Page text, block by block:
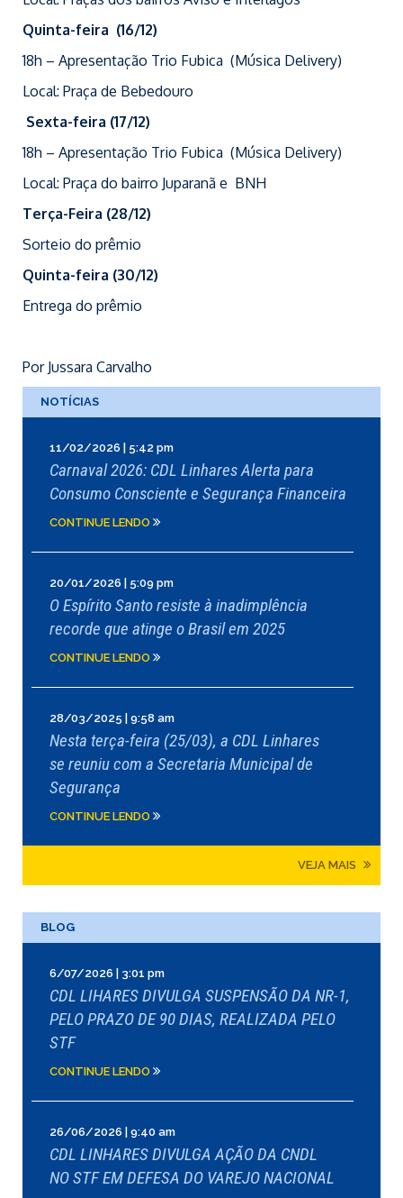
Quinta-feira (16/12)
18h – Apresentação Trio Fubica (Música Delivery)
Local: Praça de Bebedouro
Sexta-feira (17/12)
18h – Apresentação Trio Fubica (Música Delivery)
Local: Praça do bairro Juparanã e BNH
Terça-Feira (28/12)
Sorteio do prêmio
Quinta-feira (30/12)
Entrega do prêmio
Por Jussara Carvalho
NOTÍCIAS
11/02/2026 | 5:42 pm
Carnaval 2026: CDL Linhares Alerta para
Consumo Consciente e Segurança Financeira
CONTINUE LENDO
20/01/2026 | 5:09 pm
O Espírito Santo resiste à inadimplência
recorde que atinge o Brasil em 2025
CONTINUE LENDO
28/03/2025 | 9:58 am
Nesta terça-feira (25/03), a CDL Linhares
se reuniu com a Secretaria Municipal de
Segurança
CONTINUE LENDO
VEJA MAIS
BLOG
6/07/2026 | 3:01 pm
CDL LIHARES DIVULGA SUSPENSÃO DA NR-1,
PELO PRAZO DE 90 DIAS, REALIZADA PELO
STF
CONTINUE LENDO
26/06/2026 | 9:40 am
CDL LINHARES DIVULGA AÇÃO DA CNDL
NO STF EM DEFESA DO VAREJO NACIONAL